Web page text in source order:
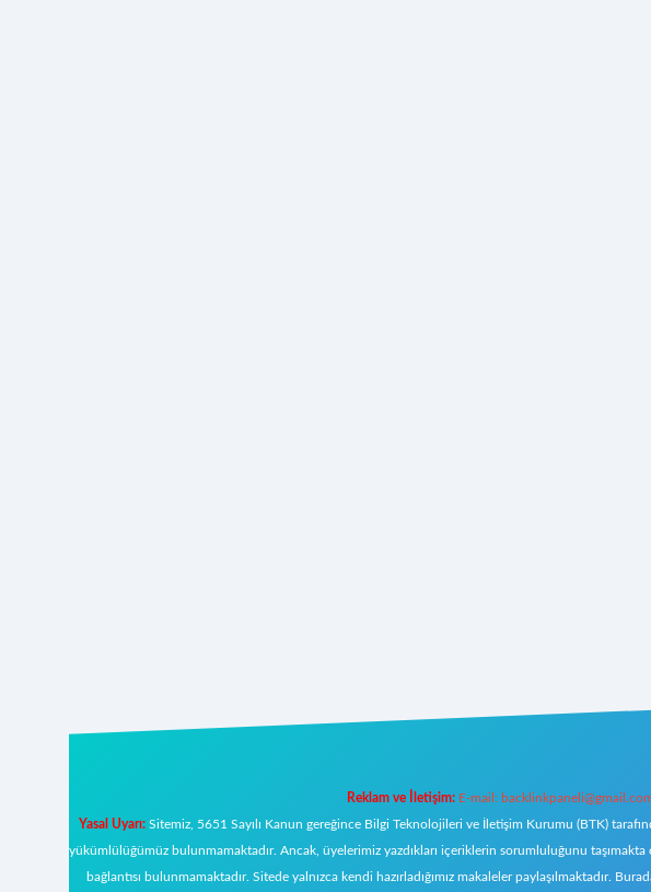
Reklam ve İletişim: E-mail:
Yasal Uyarı:Sitemiz, 5651 Sayılı Kanun gereğince Bilgi Teknolojileri ve İletişim Kurumu (BTK)
yükümlülüğümüz bulunmamaktadır. Ancak, üyelerimiz yazdıkları içeriklerin sorumluluğunu
bağlantısı bulunmamaktadır. Sitede yalnızca kendi hazırladığımız makaleler paylaşılmaktadır.